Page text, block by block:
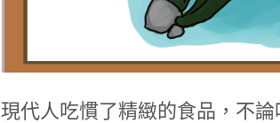
現代人吃慣了精緻的食品，不